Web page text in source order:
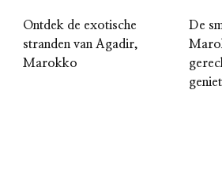
Ontdek de exotische
stranden van Agadir,
Marokko
De